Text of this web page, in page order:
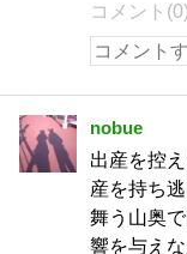
コメント(0)
nobue
出産を控
産を持ち
舞う山奥
響を与え